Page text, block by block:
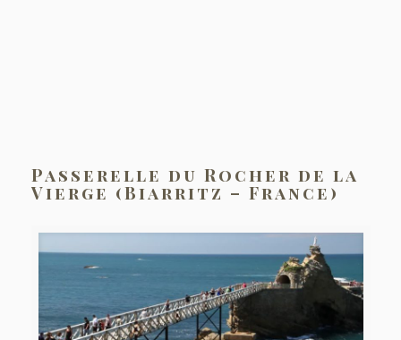
Passerelle du Rocher de la
Vierge (Biarritz – France)